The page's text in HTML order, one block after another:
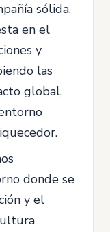
sólida,
en el
y
las
global,
donde se
y el